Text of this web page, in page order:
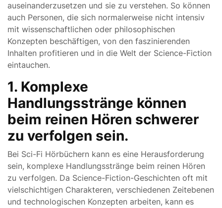
auseinanderzusetzen und sie zu verstehen. So können
auch Personen, die sich normalerweise nicht intensiv
mit wissenschaftlichen oder philosophischen
Konzepten beschäftigen, von den faszinierenden
Inhalten profitieren und in die Welt der Science-Fiction
eintauchen.
1. Komplexe
Handlungsstränge können
beim reinen Hören schwerer
zu verfolgen sein.
Bei Sci-Fi Hörbüchern kann es eine Herausforderung
sein, komplexe Handlungsstränge beim reinen Hören
zu verfolgen. Da Science-Fiction-Geschichten oft mit
vielschichtigen Charakteren, verschiedenen Zeitebenen
und technologischen Konzepten arbeiten, kann es